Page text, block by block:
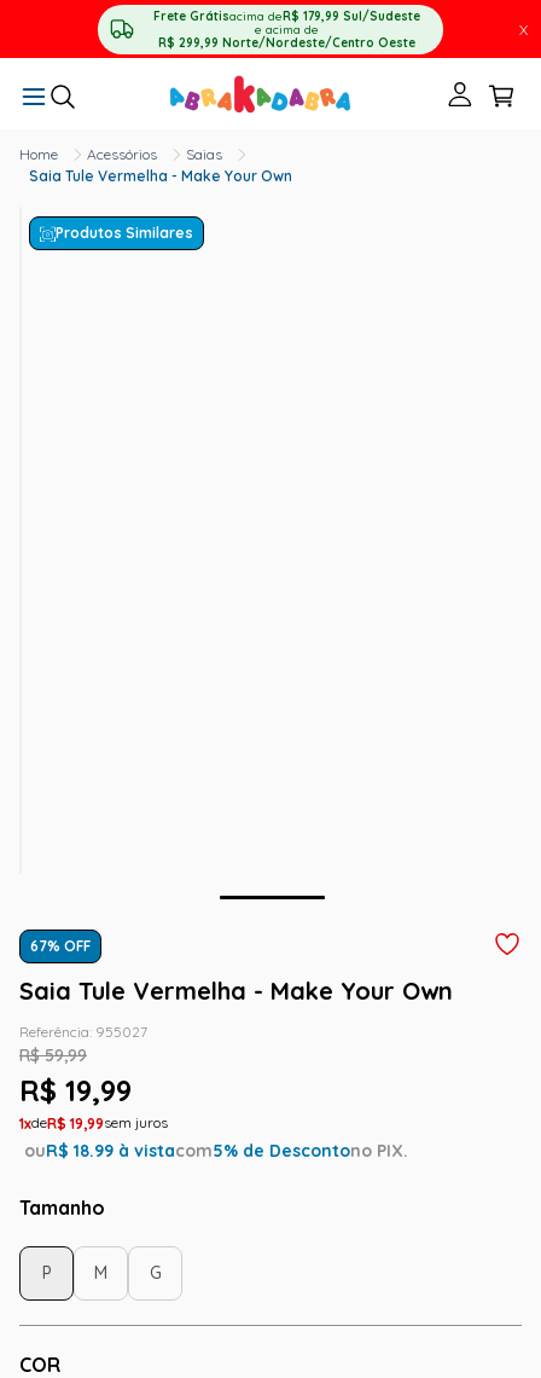
Frete Grátisacima deR$ 179,99 Sul/Sudeste
e acima de
R$ 299,99 Norte/Nordeste/Centro Oeste
X
Acessórios
Saias
Saia Tule Vermelha - Make Your Own
Produtos Similares
67% OFF
Saia Tule Vermelha - Make Your Own
Referência: 955027
R$ 59,99
R$ 19,99
1 R$ 19,99
ouR$ 18.99 à vistacom5% de Descontono PIX.
Tamanho
COR
P M G